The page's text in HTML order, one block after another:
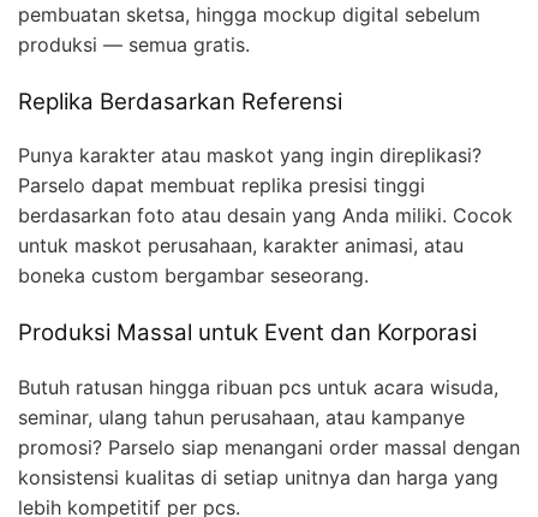
pembuatan sketsa, hingga mockup digital sebelum
produksi — semua gratis.
Replika Berdasarkan Referensi
Punya karakter atau maskot yang ingin direplikasi?
Parselo dapat membuat replika presisi tinggi
berdasarkan foto atau desain yang Anda miliki. Cocok
untuk maskot perusahaan, karakter animasi, atau
boneka custom bergambar seseorang.
Produksi Massal untuk Event dan Korporasi
Butuh ratusan hingga ribuan pcs untuk acara wisuda,
seminar, ulang tahun perusahaan, atau kampanye
promosi? Parselo siap menangani order massal dengan
konsistensi kualitas di setiap unitnya dan harga yang
lebih kompetitif per pcs.